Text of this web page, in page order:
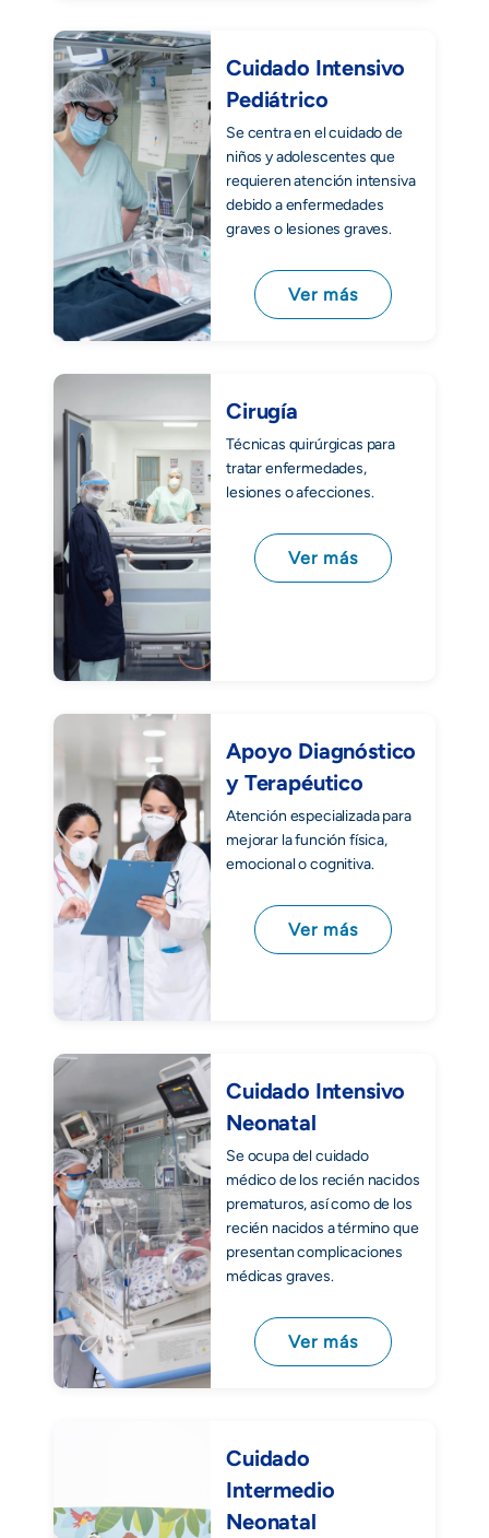
Cuidado Intensivo
Pediátrico
Se centra en el cuidado de
niños y adolescentes que
requieren atención intensiva
debido a enfermedades
graves o lesiones graves.
Ver más
Cirugía
Técnicas quirúrgicas para
tratar enfermedades,
lesiones o afecciones.
Ver más
Apoyo Diagnóstico
y Terapéutico
Atención especializada para
mejorar la función física,
emocional o cognitiva.
Ver más
Cuidado Intensivo
Neonatal
Se ocupa del cuidado
médico de los recién nacidos
prematuros, así como de los
recién nacidos a término que
presentan complicaciones
médicas graves.
Ver más
Cuidado
Intermedio
Neonatal